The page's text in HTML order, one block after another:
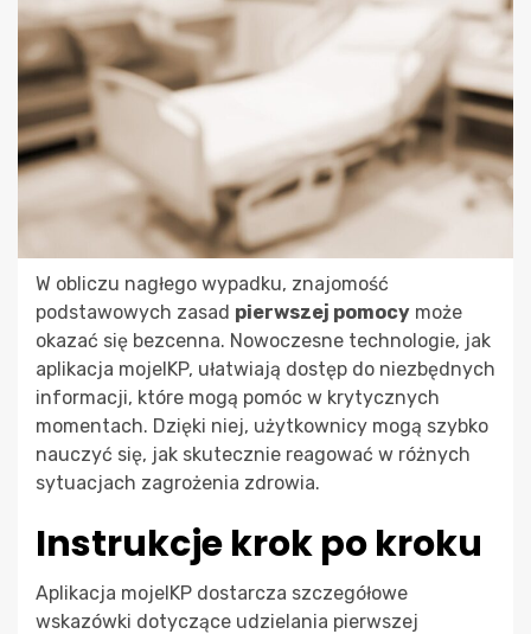
W obliczu nagłego wypadku, znajomość
podstawowych zasad pierwszej pomocy może
okazać się bezcenna. Nowoczesne technologie, jak
aplikacja mojeIKP, ułatwiają dostęp do niezbędnych
informacji, które mogą pomóc w krytycznych
momentach. Dzięki niej, użytkownicy mogą szybko
nauczyć się, jak skutecznie reagować w różnych
sytuacjach zagrożenia zdrowia.
Instrukcje krok po kroku
Aplikacja mojeIKP dostarcza szczegółowe
wskazówki dotyczące udzielania pierwszej